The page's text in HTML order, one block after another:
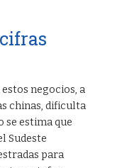
negocios, a
chinas, dificulta
se estima que
Sudeste
para